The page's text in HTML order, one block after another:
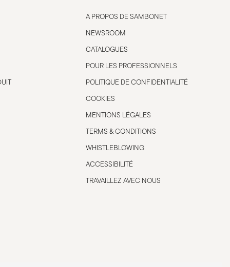
A PROPOS DE SAMBONET
NEWSROOM
CATALOGUES
POUR LES PROFESSIONNELS
POLITIQUE DE CONFIDENTIALITÉ
COOKIES
MENTIONS LÉGALES
TERMS & CONDITIONS
WHISTLEBLOWING
ACCESSIBILITÉ
TRAVAILLEZ AVEC NOUS